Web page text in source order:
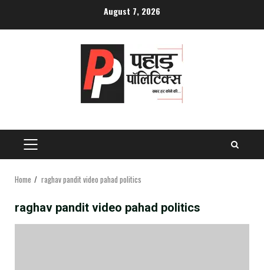
August 7, 2026
PRIMARY
MENU
Home raghav pandit video pahad politics
raghav pandit video pahad politics